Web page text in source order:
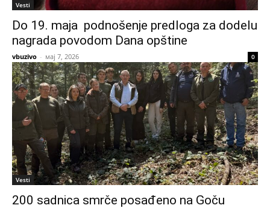
Vesti
Do 19. maja podnošenje predloga za dodelu
nagrada povodom Dana opštine
vbuzivo - мај 7, 2026 0
Vesti
200 sadnica smrče posađeno na Goču